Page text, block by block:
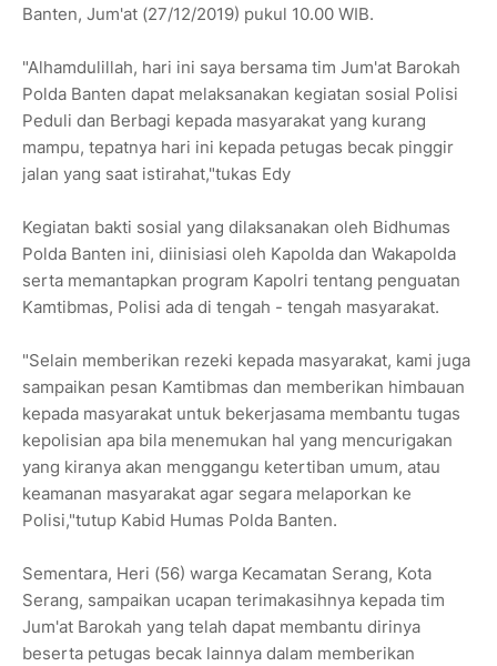
Banten, Jum'at (27/12/2019) pukul 10.00 WIB.
"Alhamdulillah, hari ini saya bersama tim Jum'at Barokah
Polda Banten dapat melaksanakan kegiatan sosial Polisi
Peduli dan Berbagi kepada masyarakat yang kurang
mampu, tepatnya hari ini kepada petugas becak pinggir
jalan yang saat istirahat,"tukas Edy
Kegiatan bakti sosial yang dilaksanakan oleh Bidhumas
Polda Banten ini, diinisiasi oleh Kapolda dan Wakapolda
serta memantapkan program Kapolri tentang penguatan
Kamtibmas, Polisi ada di tengah - tengah masyarakat.
"Selain memberikan rezeki kepada masyarakat, kami juga
sampaikan pesan Kamtibmas dan memberikan himbauan
kepada masyarakat untuk bekerjasama membantu tugas
kepolisian apa bila menemukan hal yang mencurigakan
yang kiranya akan menggangu ketertiban umum, atau
keamanan masyarakat agar segara melaporkan ke
Polisi,"tutup Kabid Humas Polda Banten.
Sementara, Heri (56) warga Kecamatan Serang, Kota
Serang, sampaikan ucapan terimakasihnya kepada tim
Jum'at Barokah yang telah dapat membantu dirinya
beserta petugas becak lainnya dalam memberikan